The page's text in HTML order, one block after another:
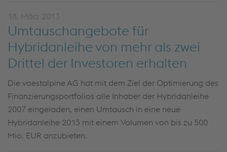
18. März 2013
Umtauschangebote für
Hybridanleihe von mehr als zwei
Drittel der Investoren erhalten
Die voestalpine AG hat mit dem Ziel der Optimierung des
Finanzierungsportfolios alle Inhaber der Hybridanleihe
2007 eingeladen, einen Umtausch in eine neue
Hybridanleihe 2013 mit einem Volumen von bis zu 500
Mio. EUR anzubieten.